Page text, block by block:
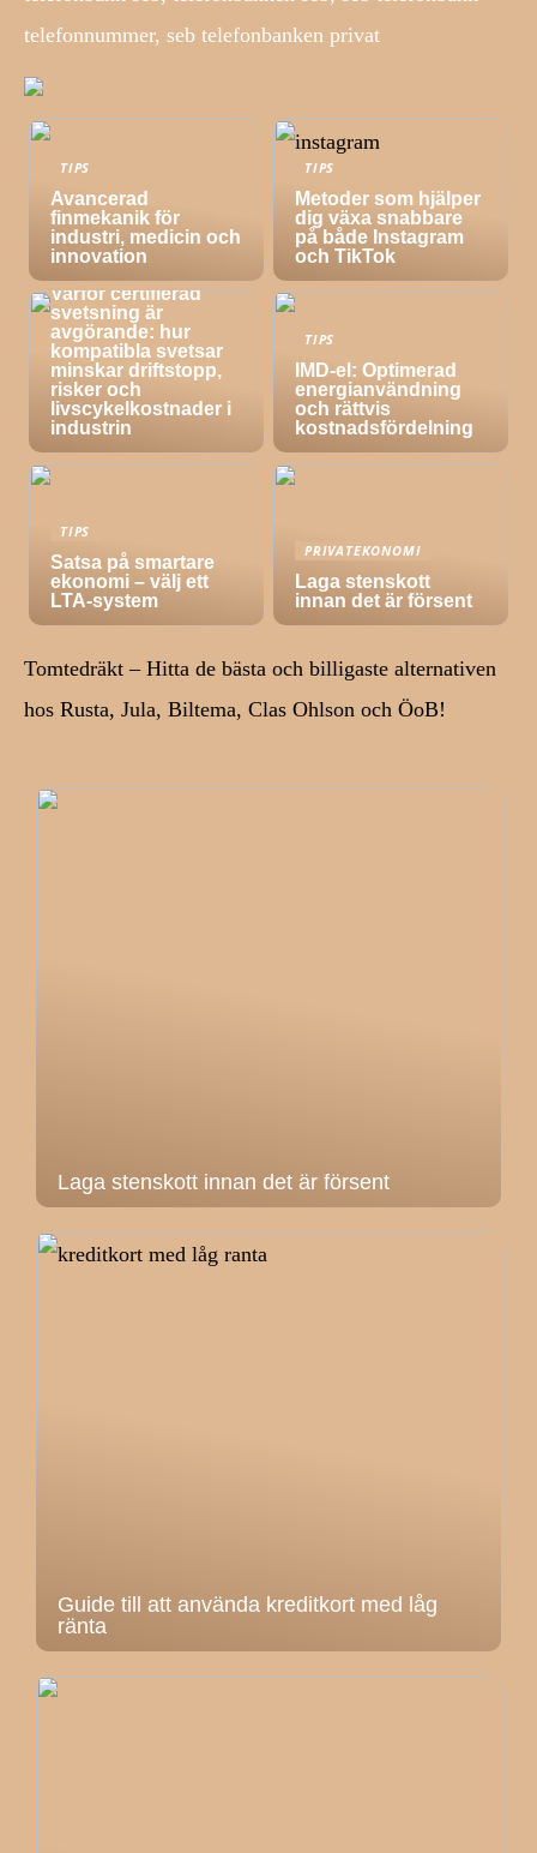
telefonnummer, seb telefonbanken privat
TIPS
Avancerad
finmekanik för
industri, medicin och
innovation
TIPS
Metoder som hjälper
dig växa snabbare
på både Instagram
och TikTok
TIPS
Varför certifierad
svetsning är
avgörande: hur
kompatibla svetsar
minskar driftstopp,
risker och
livscykelkostnader i
industrin
TIPS
IMD-el: Optimerad
energianvändning
och rättvis
kostnadsfördelning
TIPS
Satsa på smartare
ekonomi – välj ett
LTA-system
PRIVATEKONOMI
Laga stenskott
innan det är försent
Tomtedräkt – Hitta de bästa och billigaste alternativen
hos Rusta, Jula, Biltema, Clas Ohlson och ÖoB!
Laga stenskott innan det är försent
Guide till att använda kreditkort med låg
ränta